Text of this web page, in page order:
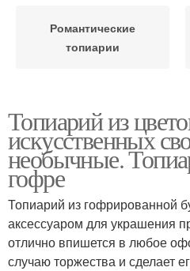
Романтические
топиарии
Топиарии из
искусственных цветов
Топиарий из
искусственных
необычные.
гофре
Топиарий из гофрированной
аксессуаром для украшения
отлично впишется в любое
случаю торжества и сделает